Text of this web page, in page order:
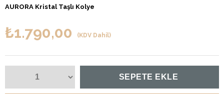
AURORA Kristal Taşlı Kolye
₺1.790,00 (KDV Dahil)